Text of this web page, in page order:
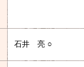
石井 亮 ○